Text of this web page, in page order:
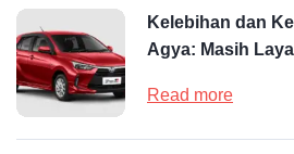
Kelebihan dan
Agya: Masih
Read more